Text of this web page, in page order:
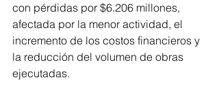
con pérdidas por $6.206 millones,
afectada por la menor actividad, el
incremento de los costos financieros y
la reducción del volumen de obras
ejecutadas.